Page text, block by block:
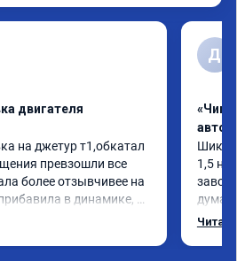
двигателя
на джетур т1,обкатал
превзошли все
более отзывчивее на
в динамике,
не поменялось,
Д
«Чип
1,5 на